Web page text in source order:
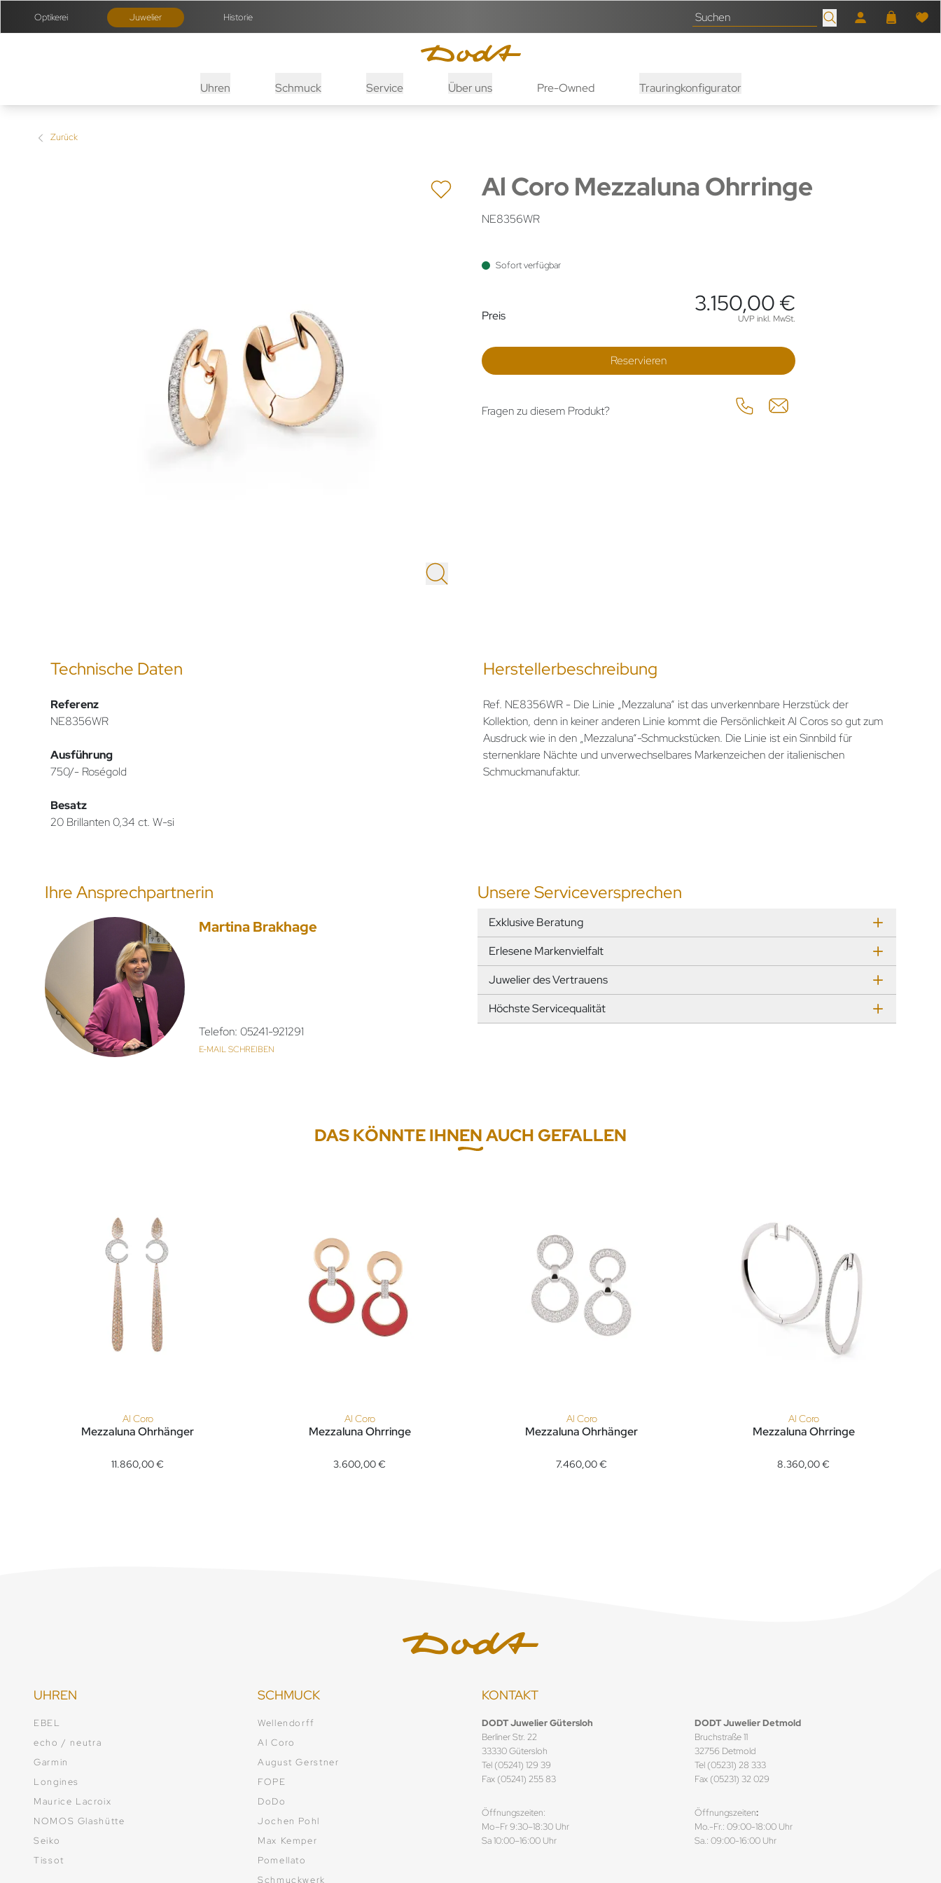
Optikerei Juwelier Historie
Uhren Schmuck Service Über uns Pre-Owned Trauringkonfigurator
Zurück
Al Coro Mezzaluna Ohrringe
NE8356WR
Sofort verfügbar
Preisinformationen
Preis 3.150,00 €
UVP inkl. MwSt.
Reservieren
Fragen zu diesem Produkt?
Technische Daten
Referenz
NE8356WR
Ausführung
750/- Roségold
Besatz
20 Brillanten 0,34 ct. W-si
Herstellerbeschreibung
Ref. NE8356WR - Die Linie „Mezzaluna“ ist das unverkennbare Herzstück der
Kollektion, denn in keiner anderen Linie kommt die Persönlichkeit Al Coros so gut zum
Ausdruck wie in den „Mezzaluna“-Schmuckstücken. Die Linie ist ein Sinnbild für
sternenklare Nächte und unverwechselbares Markenzeichen der italienischen
Schmuckmanufaktur.
Ihre Ansprechpartnerin
Martina Brakhage
Telefon: 05241-921291
E-MAIL SCHREIBEN
Unsere Serviceversprechen
Exklusive Beratung
Erlesene Markenvielfalt
Juwelier des Vertrauens
Höchste Servicequalität
DAS KÖNNTE IHNEN AUCH GEFALLEN
Al Coro
Mezzaluna Ohrhänger
11.860,00 €
Al Coro
Mezzaluna Ohrringe
3.600,00 €
Al Coro
Mezzaluna Ohrhänger
7.460,00 €
Al Coro
Mezzaluna Ohrringe
8.360,00 €
UHREN
EBEL
echo / neutra
Garmin
Longines
Maurice Lacroix
NOMOS Glashütte
Seiko
Tissot
SCHMUCK
Wellendorff
Al Coro
August Gerstner
FOPE
DoDo
Jochen Pohl
Max Kemper
Pomellato
Schmuckwerk
KONTAKT
DODT Juwelier Gütersloh
Berliner Str. 22
33330 Gütersloh
Tel (05241) 129 39
Fax (05241) 255 83
Öffnungszeiten:
Mo–Fr 9:30–18:30 Uhr
Sa 10:00–16:00 Uhr
DODT Juwelier Detmold
Bruchstraße 11
32756 Detmold
Tel (05231) 28 333
Fax (05231) 32 029
Öffnungszeiten:
Mo.-Fr.: 09:00-18:00 Uhr
Sa.: 09:00-16:00 Uhr